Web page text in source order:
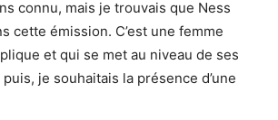
connu, mais je trouvais que Ness
cette émission. C’est une femme
et qui se met au niveau de ses
je souhaitais la présence d’une